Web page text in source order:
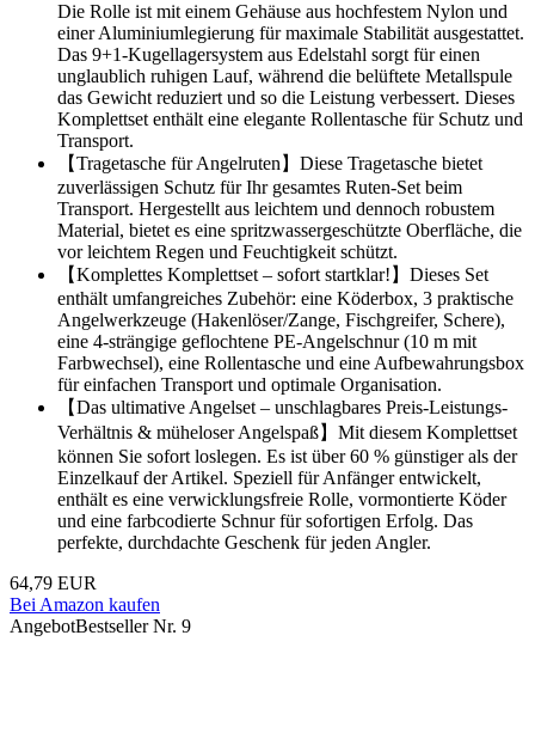
Die Rolle ist mit einem Gehäuse aus hochfestem Nylon und
einer Aluminiumlegierung für maximale Stabilität ausgestattet.
Das 9+1-Kugellagersystem aus Edelstahl sorgt für einen
unglaublich ruhigen Lauf, während die belüftete Metallspule
das Gewicht reduziert und so die Leistung verbessert. Dieses
Komplettset enthält eine elegante Rollentasche für Schutz und
Transport.
【Tragetasche für Angelruten】Diese Tragetasche bietet
zuverlässigen Schutz für Ihr gesamtes Ruten-Set beim
Transport. Hergestellt aus leichtem und dennoch robustem
Material, bietet es eine spritzwassergeschützte Oberfläche, die
vor leichtem Regen und Feuchtigkeit schützt.
【Komplettes Komplettset – sofort startklar!】Dieses Set
enthält umfangreiches Zubehör: eine Köderbox, 3 praktische
Angelwerkzeuge (Hakenlöser/Zange, Fischgreifer, Schere),
eine 4-strängige geflochtene PE-Angelschnur (10 m mit
Farbwechsel), eine Rollentasche und eine Aufbewahrungsbox
für einfachen Transport und optimale Organisation.
【Das ultimative Angelset – unschlagbares Preis-Leistungs-
Verhältnis & müheloser Angelspaß】Mit diesem Komplettset
können Sie sofort loslegen. Es ist über 60 % günstiger als der
Einzelkauf der Artikel. Speziell für Anfänger entwickelt,
enthält es eine verwicklungsfreie Rolle, vormontierte Köder
und eine farbcodierte Schnur für sofortigen Erfolg. Das
perfekte, durchdachte Geschenk für jeden Angler.
64,79 EUR
Bei Amazon kaufen
AngebotBestseller Nr. 9